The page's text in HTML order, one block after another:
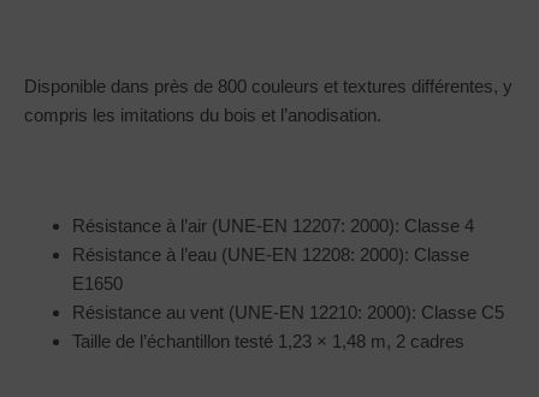
Disponible dans près de 800 couleurs et textures différentes, y
compris les imitations du bois et l’anodisation.
Résistance à l’air (UNE-EN 12207: 2000): Classe 4
Résistance à l’eau (UNE-EN 12208: 2000): Classe
E1650
Résistance au vent (UNE-EN 12210: 2000): Classe C5
Taille de l’échantillon testé 1,23 × 1,48 m, 2 cadres